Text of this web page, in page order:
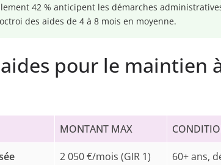
42 % anticipent les démarches
des aides de 4 à 8 mois en moyenne.
pour le maintien
MONTANT MAX
2 050 €/mois (GIR 1)
60+ ans,